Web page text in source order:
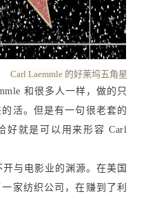
Carl Laemmle 的好莱坞五角星
和很多人一样，做的只
活。但是有一句很老套的
好就是可以用来形容 Carl
与电影业的渊源。在美国
家纺织公司，在赚到了利